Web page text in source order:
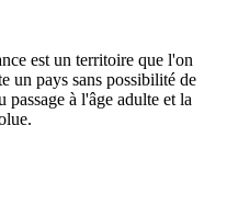
est un territoire que l'on
un pays sans possibilité de
à l'âge adulte et la